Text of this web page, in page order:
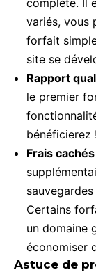
variés, vous
forfait
site se
Rapport
le premier
bénéficierez !
Frais
Certains
un domaine
économiser
Astuce de